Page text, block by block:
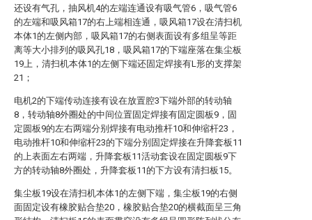
还设有气孔，抽风机4的左端连通设有吸气管6，吸气管6
的左端和吸风箱17的右上端相连通，吸风箱17设在清扫机
本体1的左侧内部，吸风箱17的右侧表面设有多组呈等距
离等大小排列的吸风孔18，吸风箱17的下端座落在集尘板
19上，清扫机本体1的左侧下端还固定焊接有L形的支撑架
21；
电机2的下端传动连接有设在放置腔3下端外部的转动轴
8，转动轴8外圈处的中间位置固定焊接有固定圆板9，固
定圆板9的左右两端分别焊接有电动推杆10和伸缩杆23，
电动推杆10和伸缩杆23的下端分别固定焊接在升降套板11
的上表面左右两端，升降套板11活动套设在固定圆板9下
方的转动轴8外圈处，升降套板11的下方设有清扫板15。
集尘板19设在清扫机本体1的左侧下端，集尘板19的右侧
面固定设有橡胶贴合垫20，橡胶贴合垫20的横截面呈三角